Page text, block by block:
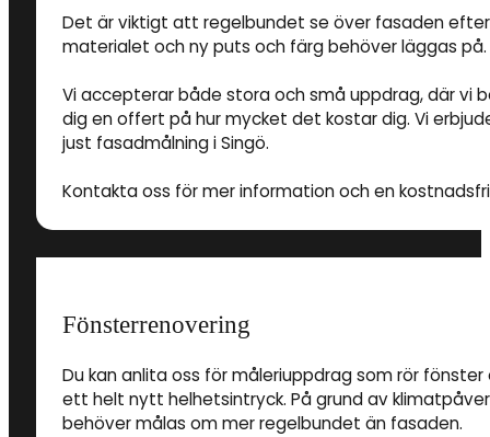
Det är viktigt att regelbundet se över fasaden
materialet och ny puts och färg behöver läggas på.
Vi accepterar både stora och små uppdrag, där vi
dig en offert på hur mycket det kostar dig. Vi
just fasadmålning i Singö.
Kontakta oss för mer information och en
Fönsterrenovering
Du kan anlita oss för måleriuppdrag som rör
ett helt nytt helhetsintryck. På grund av
behöver målas om mer regelbundet än fasaden.